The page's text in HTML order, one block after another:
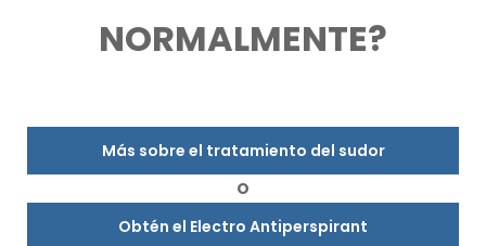
NORMALMENTE?
Más sobre el tratamiento del sudor
O
Obtén el Electro Antiperspirant